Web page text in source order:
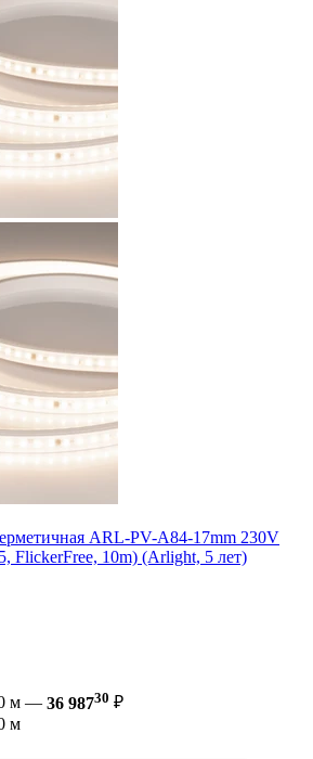
ARL-PV-A84-17mm 230V
FlickerFree, 10m) (Arlight, 5 лет)
м — 36 98730 ₽
м